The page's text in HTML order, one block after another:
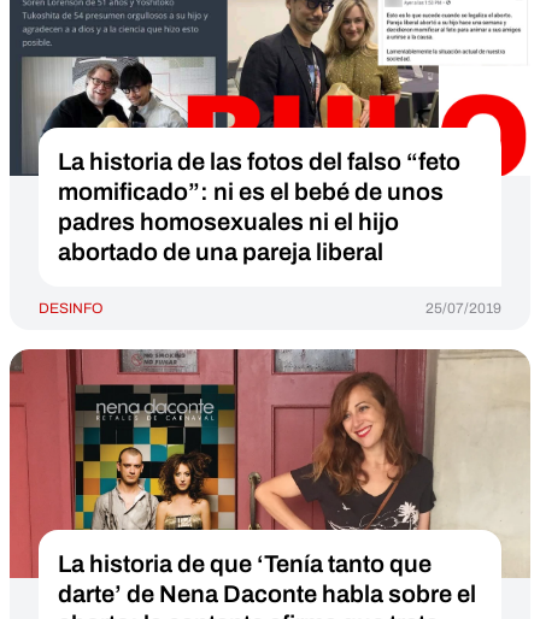
La historia de las fotos del falso “feto
momificado”: ni es el bebé de unos
padres homosexuales ni el hijo
abortado de una pareja liberal
DESINFO 25/07/2019
La historia de que ‘Tenía tanto que
darte’ de Nena Daconte habla sobre el